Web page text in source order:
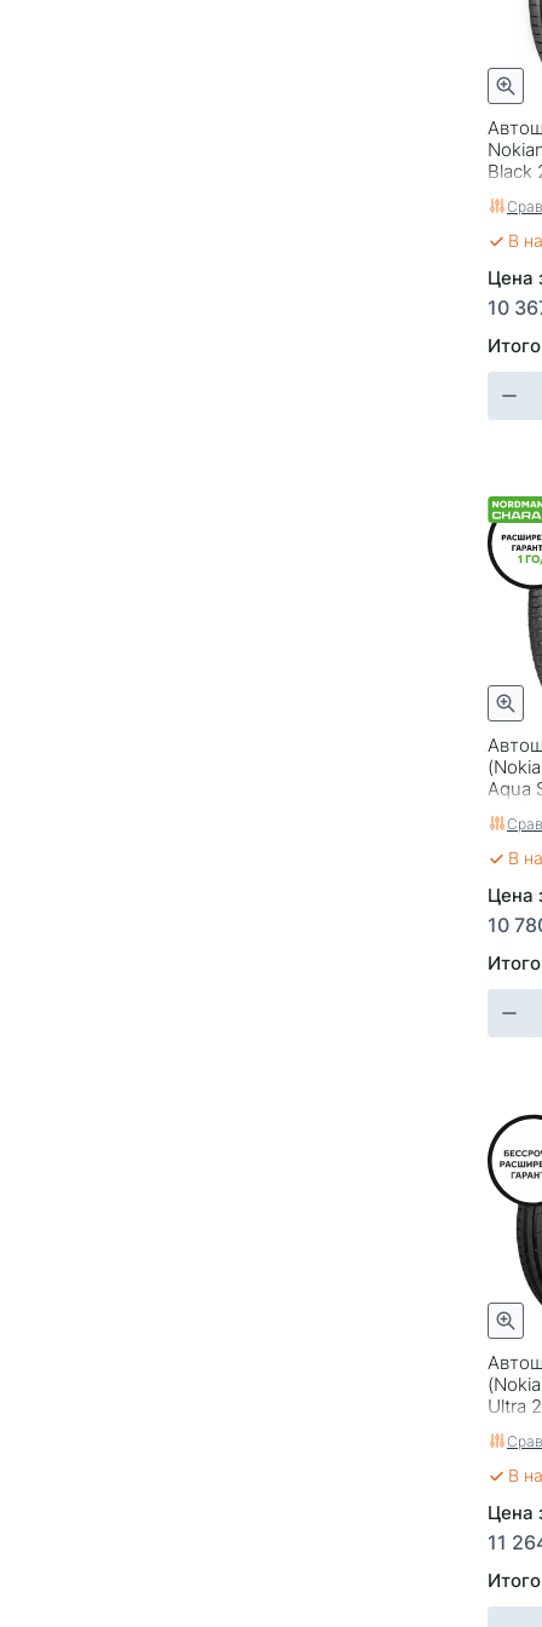
Black
В
Цена
10
Aqua
В
Цена
10
Ultra
В
Цена
11